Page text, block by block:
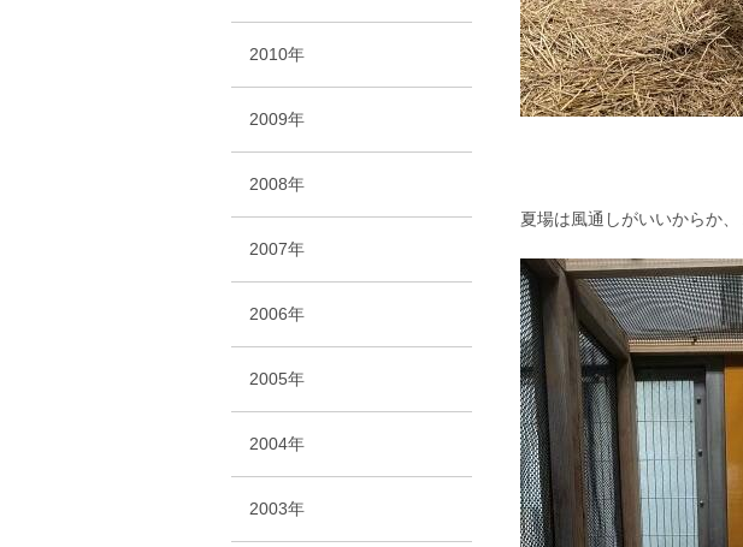
夏場は風通しがいいからか
2010年
2009年
2008年
2007年
2006年
2005年
2004年
2003年